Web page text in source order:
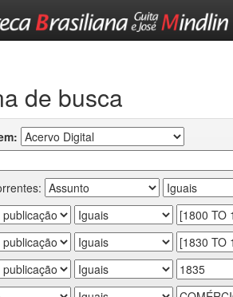
de busca